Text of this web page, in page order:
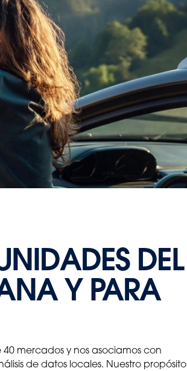
DEL
Y PARA
mercados y nos asociamos con
de datos locales. Nuestro propósito